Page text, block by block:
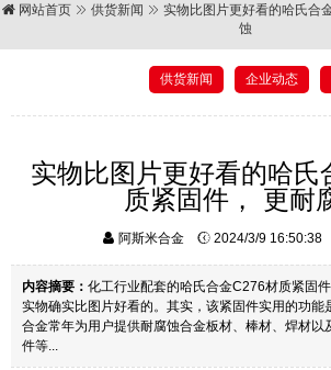
网站首页 供货新闻
实物比图片更好看的哈氏合
蚀
供货新闻 企业动态
实物比图片更好看的哈氏
质紧固件， 更耐
阿斯米合金 2024/3/9 16:50:38
内容摘要： 化工行业配套的哈氏合金C276材质紧固
实物确实比图片好看的。其实，该紧固件实用的功
合金常年为用户提供耐腐蚀合金板材、棒材、焊材以
件等...